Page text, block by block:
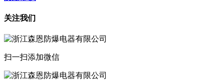
关注我们
扫一扫添加微信